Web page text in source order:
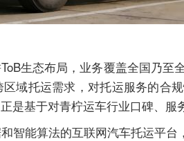
生态布局，业务覆盖全国乃至
域托运需求，对托运服务的合
是基于对青柠运车行业口碑、服
智能算法的互联网汽车托运平台